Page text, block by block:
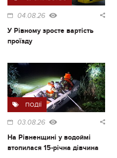
04.08.26
У Рівному зросте вартість
проїзду
ПОДІЇ
03.08.26
На Рівненщині у водоймі
втопилася 15-річна дівчина